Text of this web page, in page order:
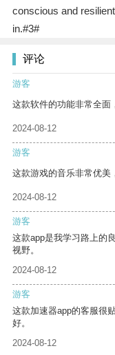
conscious and
in.#3#
评论
游客
这款软件的功能非常全面
2024-08-12
游客
这款游戏的音乐非常优美
2024-08-12
游客
这款app是我学习路上的
视野。
2024-08-12
游客
这款加速器app的客服很
好。
2024-08-12